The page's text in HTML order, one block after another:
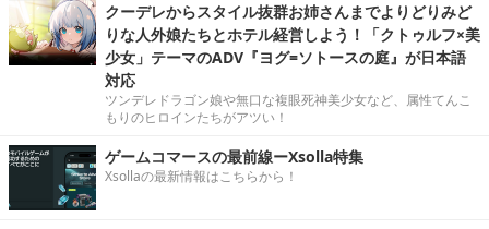
クーデレからスタイル抜群お姉さんまでよりどりみど
りな人外娘たちとホテル経営しよう！「クトゥルフ×美
少女」テーマのADV『ヨグ=ソトースの庭』が日本語
対応
ツンデレドラゴン娘や無口な複眼死神美少女など、属性てんこ
もりのヒロインたちがアツい！
ゲームコマースの最前線ーXsolla特集
Xsollaの最新情報はこちらから！